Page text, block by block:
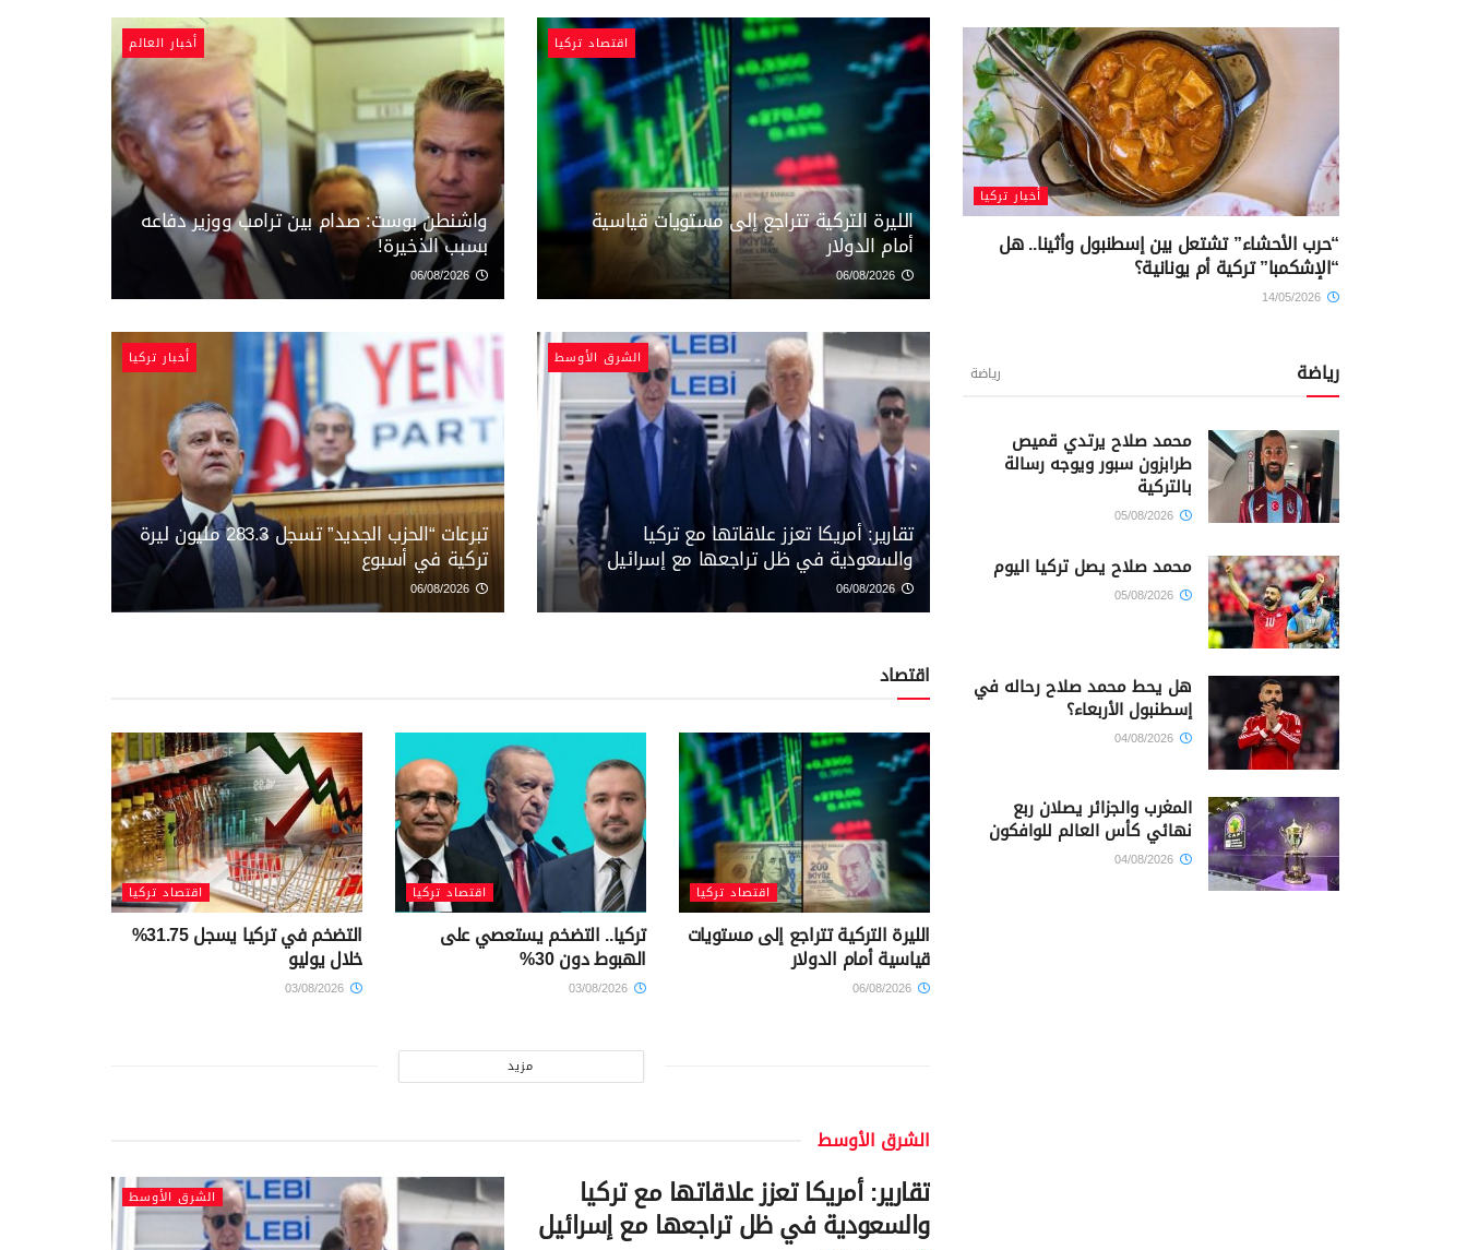
اقتصاد تركيا
الليرة التركية تتراجع إلى مستويات قياسية
أمام الدولار
أخبار العالم
واشنطن بوست: صدام بين ترامب ووزير دفاعه
بسبب الذخيرة!
06/08/2026
الشرق الأوسط
تقارير: أمريكا تعزز علاقاتها مع تركيا
والسعودية في ظل تراجعها مع إسرائيل
06/08/2026
أخبار تركيا
تبرعات “الحزب الجديد” تسجل 283.3 مليون ليرة
تركية في أسبوع
اقتصاد
اقتصاد تركيا
الليرة التركية تتراجع إلى مستويات
قياسية أمام الدولار
اقتصاد تركيا
تركيا.. التضخم يستعصي على
الهبوط دون 30%
اقتصاد تركيا
التضخم في تركيا يسجل 31.75%
خلال يوليو
مزيد
الشرق الأوسط
الشرق الأوسط تقارير: أمريكا تعزز علاقاتها مع تركيا
والسعودية في ظل تراجعها مع إسرائيل
أخبار تركيا
“حرب الأحشاء” تشتعل بين إسطنبول وأثينا.. هل
“الإشكمبا” تركية أم يونانية؟
رياضة رياضة
محمد صلاح يرتدي قميص
طرابزون سبور ويوجه رسالة
بالتركية
محمد صلاح يصل تركيا اليوم
هل يحط محمد صلاح رحاله في
إسطنبول الأربعاء؟
المغرب والجزائر يصلان ربع
نهائي كأس العالم للوافكون